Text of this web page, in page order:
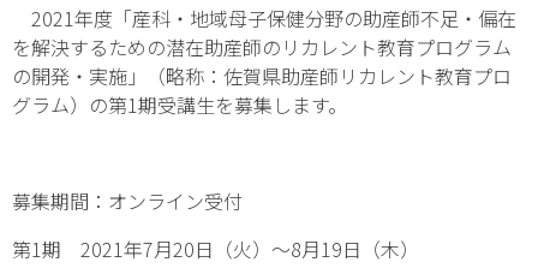
2021年度「産科・地域母子保健分野の助産師不足・偏在
を解決するための潜在助産師のリカレント教育プログラム
の開発・実施」（略称：佐賀県助産師リカレント教育プロ
グラム）の第1期受講生を募集します。
募集期間：オンライン受付
第1期 2021年7月20日（火）～8月19日（木）